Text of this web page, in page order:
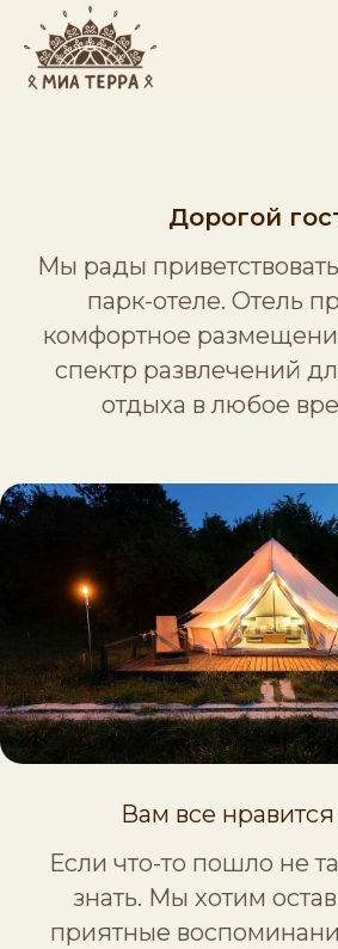
Дорогой
Мы рады
парк-отеле. Отель
комфортное
спектр развлечений
отдыха в любое
Вам все нравится
Если что-то пошло не
знать. Мы хотим
приятные